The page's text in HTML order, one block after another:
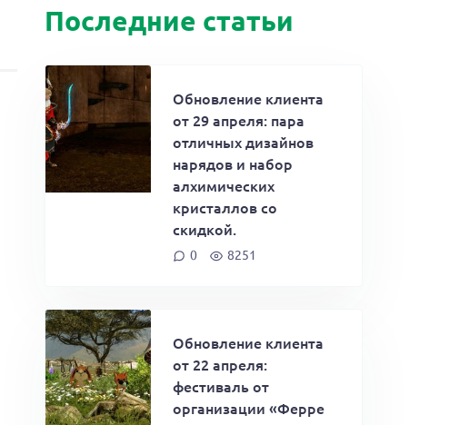
Последние статьи
Обновление клиента
от 29 апреля: пара
отличных дизайнов
нарядов и набор
алхимических
кристаллов со
скидкой.
0 8251
Обновление клиента
от 22 апреля:
фестиваль от
организации «Ферре